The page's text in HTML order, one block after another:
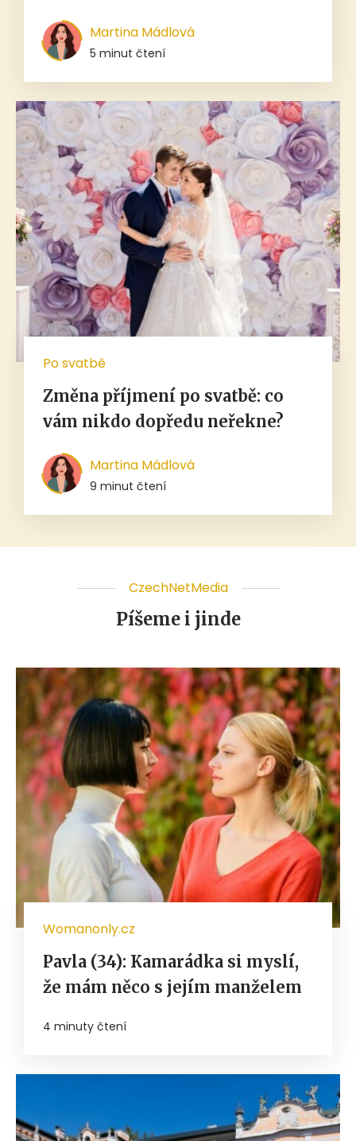
Martina Mádlová
5 minut čtení
Po svatbě
Změna příjmení po svatbě: co
vám nikdo dopředu neřekne?
Martina Mádlová
9 minut čtení
CzechNetMedia
Píšeme i jinde
Womanonly.cz
Pavla (34): Kamarádka si myslí,
že mám něco s jejím manželem
4 minuty čtení